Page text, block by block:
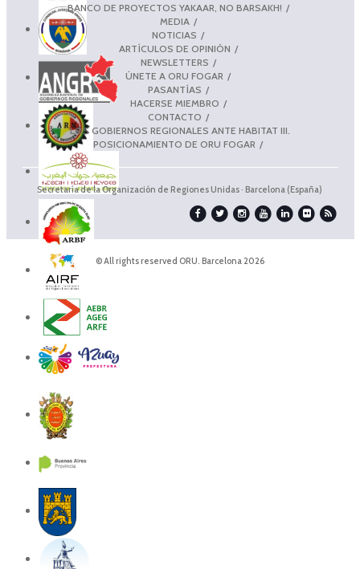
BANCO DE PROYECTOS YAKAAR, NO BARSAKH!
MEDIA
NOTICIAS
ARTÍCULOS DE OPINIÓN
NEWSLETTERS
ÚNETE A ORU FOGAR
PASANTÍAS
HACERSE MIEMBRO
CONTACTO
LOS GOBIERNOS REGIONALES ANTE HABITAT III.
POSICIONAMIENTO DE ORU FOGAR
Secretaría de la Organización de Regiones Unidas · Barcelona (España)
© All rights reserved ORU. Barcelona 2026